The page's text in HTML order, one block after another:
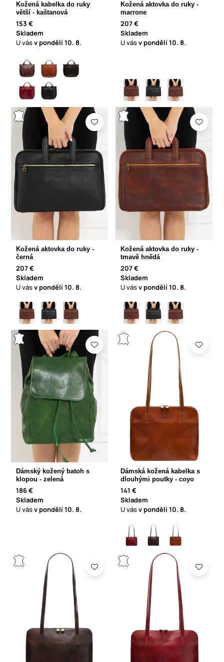
Kožená kabelka do ruky
větší - kaštanová
153 €
Skladem
U vásv pondělí10. 8.
Kožená aktovka do ruky -
marrone
207 €
Skladem
U vásv pondělí10. 8.
Kožená aktovka do ruky -
černá
207 €
Skladem
U vásv pondělí10. 8.
Kožená aktovka do ruky -
tmavě hnědá
207 €
Skladem
U vásv pondělí10. 8.
Dámský kožený batoh s
klopou - zelená
186 €
Skladem
U vásv pondělí10. 8.
Dámská kožená kabelka s
dlouhými poutky - coyo
141 €
Skladem
U vásv pondělí10. 8.